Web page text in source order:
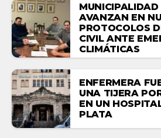
AVANZAN EN
PROTOCOLOS
CIVIL ANTE
CLIMÁTICAS
ENFERMERA
UNA TIJERA
EN UN
PLATA